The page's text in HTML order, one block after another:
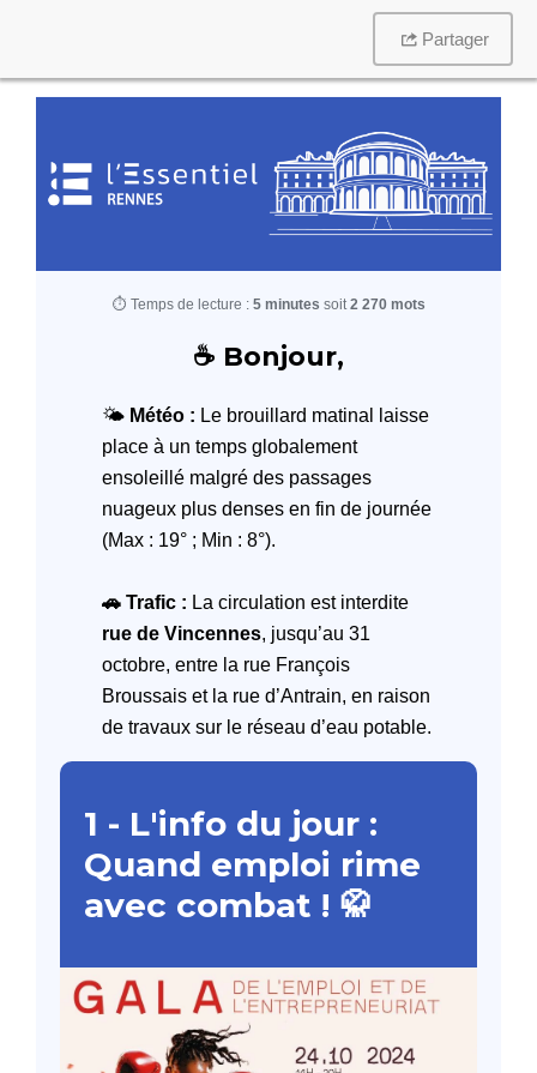
Partager
⏱️ Temps de lecture : 5 minutes soit2 270 mots
☕️ Bonjour,
🌤️ Météo : Le brouillard matinal laisse
place à un temps globalement
ensoleillé malgré des passages
nuageux plus denses en fin de journée
(Max : 19° ; Min : 8°).
🚗 Trafic : La circulation est interdite
rue de Vincennes, jusqu’au 31
octobre, entre la rue François
Broussais et la rue d’Antrain, en raison
de travaux sur le réseau d’eau potable.
1 - L'info du jour :
Quand emploi rime
avec combat ! 🥋